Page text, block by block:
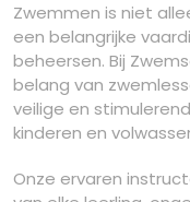
Zwemmen is niet
een belangrijke
beheersen. Bij
belang van
veilige en
kinderen en
Onze ervaren